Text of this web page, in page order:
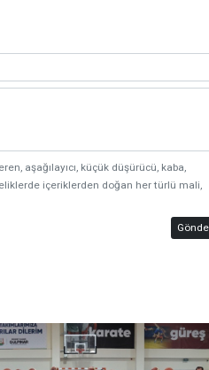
aşağılayıcı, küçük düşürücü, kaba,
içeriklerden doğan her türlü mali,